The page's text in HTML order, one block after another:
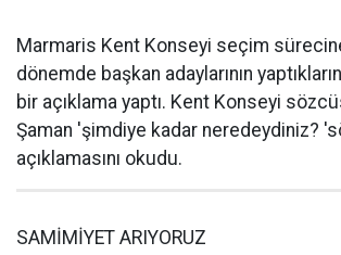
Marmaris Kent Konseyi seçim
dönemde başkan adaylarının
bir açıklama yaptı. Kent Konseyi
Şaman 'şimdiye kadar neredeydiniz?
açıklamasını okudu.
SAMİMİYET ARIYORUZ